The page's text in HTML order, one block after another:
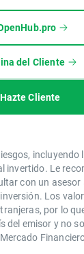
del Cliente
Hazte Cliente
incluyendo
invertido. Le
con un
Los
por lo
del emisor y no